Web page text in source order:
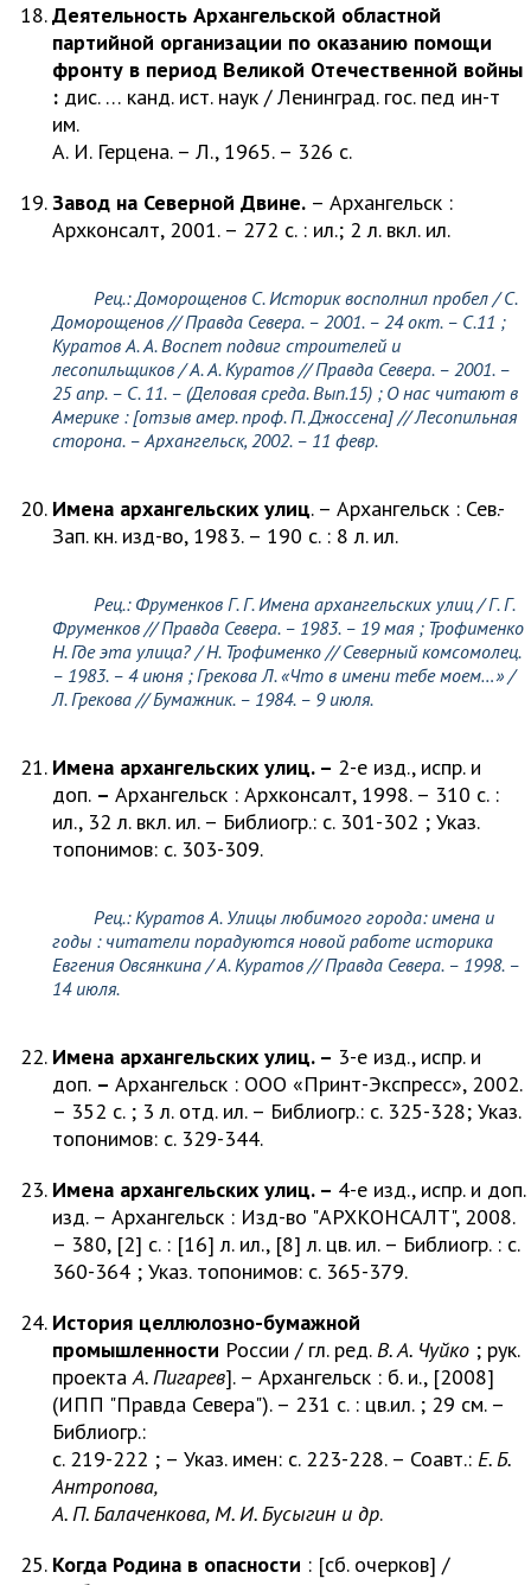
Деятельность Архангельской областной
партийной организации по оказанию помощи
фронту в период Великой Отечественной войны
: дис. … канд. ист. наук / Ленинград. гос. пед ин-т
им.
А. И. Герцена. – Л., 1965. – 326 с.
Завод на Северной Двине. – Архангельск :
Архконсалт, 2001. – 272 с. : ил.; 2 л. вкл. ил.
Рец.:Доморощенов С.Историк восполнил пробел /С.
Доморощенов // Правда Севера. – 2001. – 24 окт. – С.11 ;
Куратов А. А. Воспет подвиг строителей и
лесопильщиков / А. А. Куратов // Правда Севера. – 2001. –
25 апр. – С. 11. – (Деловая среда. Вып.15) ; О нас читают в
Америке : [отзыв амер. проф.П. Джоссена] // Лесопильная
сторона. – Архангельск, 2002. – 11 февр.
Имена архангельских улиц. – Архангельск : Сев.-
Зап. кн. изд-во, 1983. – 190 с. : 8 л. ил.
Рец.: Фруменков Г. Г.Имена архангельских улиц /Г. Г.
Фруменков// Правда Севера. – 1983. – 19 мая ; Трофименко
Н. Где эта улица? /Н. Трофименко// Северный комсомолец.
– 1983. – 4 июня ;Грекова Л.«Что в имени тебе моем…» /
Л. Грекова// Бумажник. – 1984. – 9 июля.
Имена архангельских улиц. – 2-е изд., испр. и
доп. –Архангельск : Архконсалт, 1998. – 310 с. :
ил., 32 л. вкл. ил. – Библиогр.: с. 301-302 ; Указ.
топонимов: с. 303-309.
Рец.:Куратов А. Улицы любимого города: имена и
годы : читатели порадуются новой работе историка
Евгения Овсянкина /А. Куратов // Правда Севера.– 1998. –
14 июля.
Имена архангельских улиц. – 3-е изд., испр. и
доп. –Архангельск : ООО «Принт-Экспресс», 2002.
– 352 с. ; 3 л. отд. ил. – Библиогр.: с. 325-328; Указ.
топонимов: с. 329-344.
Имена архангельских улиц. – 4-е изд., испр. и доп.
изд. – Архангельск : Изд-во "АРХКОНСАЛТ", 2008.
– 380, [2] с. : [16] л. ил., [8] л. цв. ил. – Библиогр. : с.
360-364 ; Указ. топонимов: с. 365-379.
История целлюлозно-бумажной
промышленности России / гл. ред.В. А. Чуйко ; рук.
проектаА. Пигарев]. – Архангельск : б. и., [2008]
(ИПП "Правда Севера"). – 231 с. : цв.ил. ; 29 см. –
Библиогр.:
с. 219-222 ; – Указ. имен: с. 223-228. – Соавт.:Е. Б.
Антропова,
А. П. Балаченкова, М. И. Бусыгин и др.
Когда Родина в опасности : [сб. очерков] /